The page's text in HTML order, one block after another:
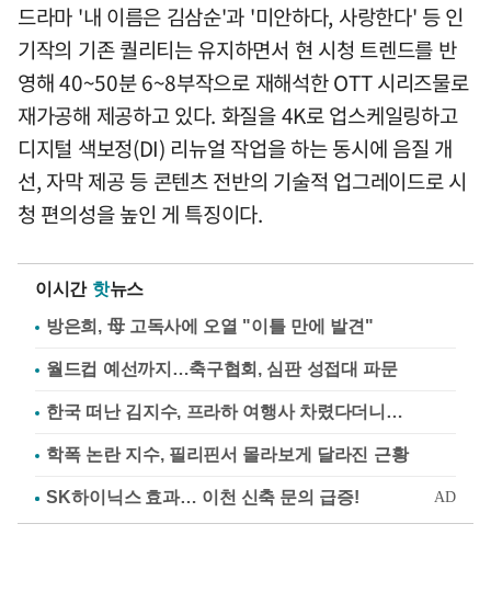
드라마 '내 이름은 김삼순'과 '미안하다, 사랑한다' 등 인
기작의 기존 퀄리티는 유지하면서 현 시청 트렌드를 반
영해 40~50분 6~8부작으로 재해석한 OTT 시리즈물로
재가공해 제공하고 있다. 화질을 4K로 업스케일링하고
디지털 색보정(DI) 리뉴얼 작업을 하는 동시에 음질 개
선, 자막 제공 등 콘텐츠 전반의 기술적 업그레이드로 시
청 편의성을 높인 게 특징이다.
이시간 핫뉴스
방은희, 母 고독사에 오열 "이틀 만에 발견"
월드컵 예선까지…축구협회, 심판 성접대 파문
한국 떠난 김지수, 프라하 여행사 차렸다더니…
학폭 논란 지수, 필리핀서 몰라보게 달라진 근황